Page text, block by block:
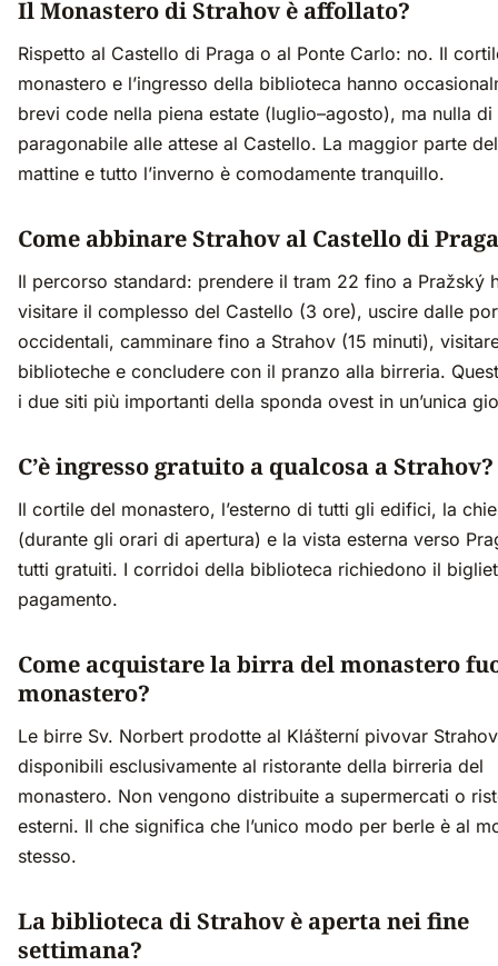
Il Monastero di Strahov è affollato?
Rispetto al Castello di Praga o al Ponte Carlo: no. Il
monastero e l’ingresso della biblioteca hanno
brevi code nella piena estate (luglio–agosto), ma nulla di
paragonabile alle attese al Castello. La maggior parte
mattine e tutto l’inverno è comodamente tranquillo.
Come abbinare Strahov al Castello di
Il percorso standard: prendere il tram 22 fino a Pražský
visitare il complesso del Castello (3 ore), uscire dalle
occidentali, camminare fino a Strahov (15 minuti),
biblioteche e concludere con il pranzo alla birreria.
i due siti più importanti della sponda ovest in un’unica
C’è ingresso gratuito a qualcosa a Strahov?
Il cortile del monastero, l’esterno di tutti gli edifici, la
(durante gli orari di apertura) e la vista esterna verso
tutti gratuiti. I corridoi della biblioteca richiedono il
pagamento.
Come acquistare la birra del monastero
monastero?
Le birre Sv. Norbert prodotte al Klášterní pivovar
disponibili esclusivamente al ristorante della birreria del
monastero. Non vengono distribuite a supermercati o
esterni. Il che significa che l’unico modo per berle è al
stesso.
La biblioteca di Strahov è aperta nei fine
settimana?